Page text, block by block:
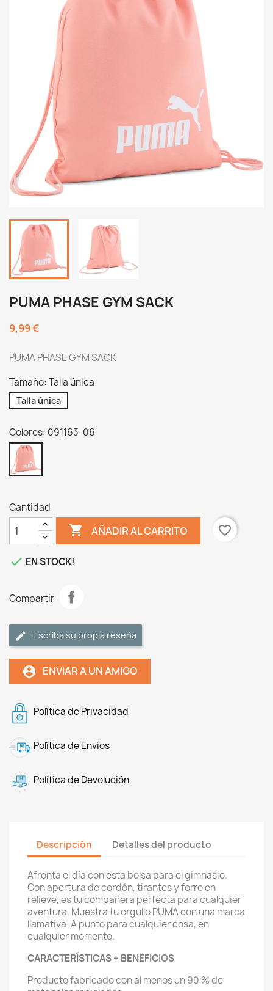
PUMA PHASE GYM SACK
9,99 €
PUMA PHASE GYM SACK
Tamaño: Talla única
Talla única
Colores: 091163-06
Cantidad
 AÑADIR AL CARRITO favorite_border
 EN STOCK!
Compartir
Escriba su propia reseña
account_circle ENVIAR A UN AMIGO
Política de Privacidad
Política de Envíos
Política de Devolución
Descripción Detalles del producto
Afronta el día con esta bolsa para el gimnasio.
Con apertura de cordón, tirantes y forro en
relieve, es tu compañera perfecta para cualquier
aventura. Muestra tu orgullo PUMA con una marca
llamativa. A punto para cualquier cosa, en
cualquier momento.
CARACTERÍSTICAS + BENEFICIOS
Producto fabricado con al menos un 90 % de